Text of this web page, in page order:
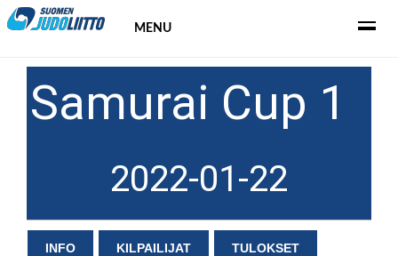
MENU
Samurai Cup 1
2022-01-22
INFO KILPAILIJAT TULOKSET